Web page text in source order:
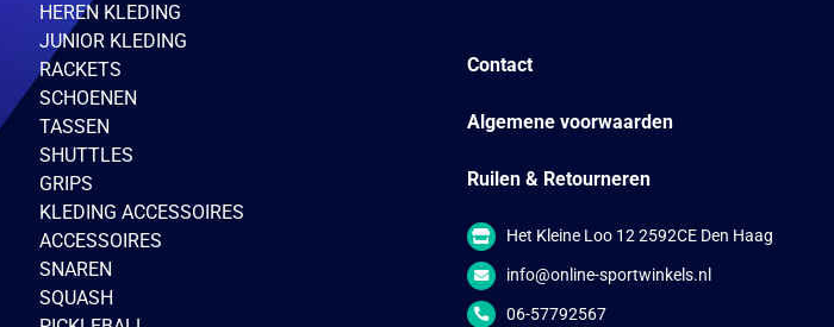
HEREN KLEDING
JUNIOR KLEDING
RACKETS
SCHOENEN
TASSEN
SHUTTLES
GRIPS
KLEDING ACCESSOIRES
ACCESSOIRES
SNAREN
SQUASH
Contact
Algemene voorwaarden
Ruilen & Retourneren
Het Kleine Loo 12 2592CE Den Haag
info@online-sportwinkels.nl
06-57792567